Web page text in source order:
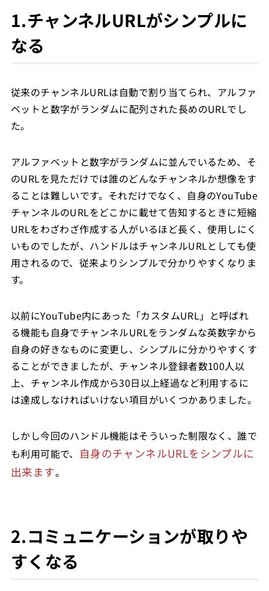
1.チャンネルURLがシンプルに
なる
従来のチャンネルURLは自動で割り当てられ、アルファ
ベットと数字がランダムに配列された長めのURLでし
た。
アルファベットと数字がランダムに並んでいるため、そ
のURLを見ただけでは誰のどんなチャンネルか想像をす
ることは難しいです。それだけでなく、自身のYouTube
チャンネルのURLをどこかに載せて告知するときに短縮
URLをわざわざ作成する人がいるほど長く、使用しにく
いものでしたが、ハンドルはチャンネルURLとしても使
用されるので、従来よりシンプルで分かりやすくなりま
す。
以前にYouTube内にあった「カスタムURL」と呼ばれ
る機能も自身でチャンネルURLをランダムな英数字から
自身の好きなものに変更し、シンプルに分かりやすくす
ることができましたが、チャンネル登録者数100人以
上、チャンネル作成から30日以上経過など利用するに
は達成しなければいけない項目がいくつかありました。
しかし今回のハンドル機能はそういった制限なく、誰で
も利用可能で、 自身のチャンネルURLをシンプルに
出来ます。
2.コミュニケーションが取りや
すくなる